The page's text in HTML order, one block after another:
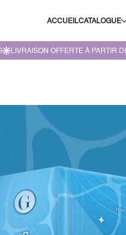
ACCUEILCATALOGUE